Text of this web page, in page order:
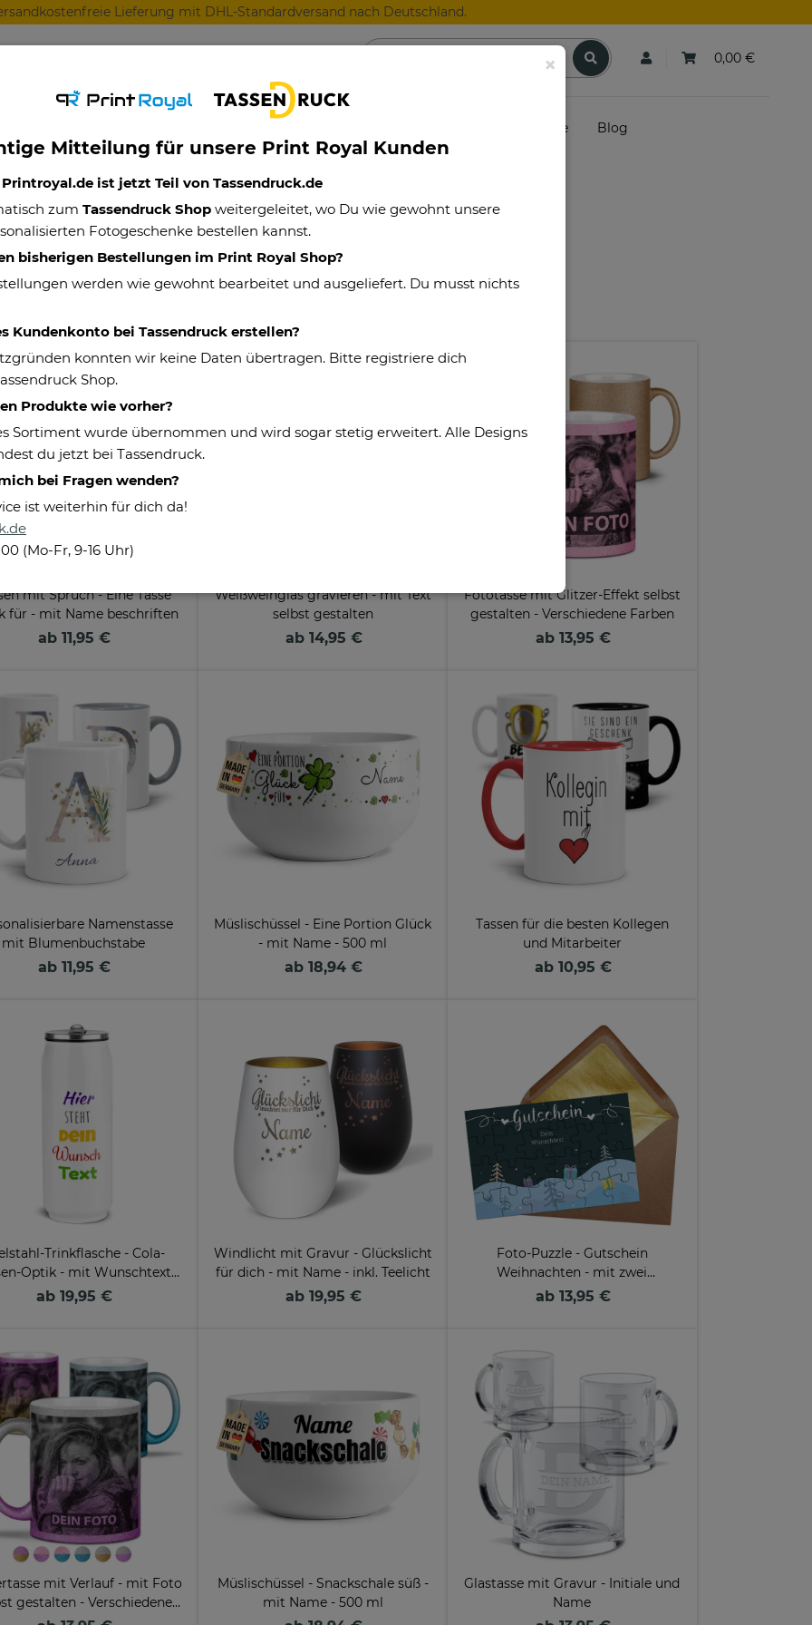
Lieferung mit DHL-Standardversand nach Deutschland.
0,00 €
Gutscheine Blog
Weihnachten Frauen Chefin
für die Chefin
mit Spruch - Eine Tasse
für - mit Name beschriften
ab 11,95 €
Weißweinglas gravieren - mit Text
selbst gestalten
ab 14,95 €
Fototasse mit Glitzer-Effekt selbst
gestalten - Verschiedene Farben
ab 13,95 €
Namenstasse
mit Blumenbuchstabe
ab 11,95 €
Müslischüssel - Eine Portion Glück
- mit Name - 500 ml
ab 18,94 €
Tassen für die besten Kollegen
und Mitarbeiter
ab 10,95 €
Trinkflasche - Cola-
Optik - mit Wunschtext
- Weiß - 420 ml
ab 19,95 €
Windlicht mit Gravur - Glückslicht
für dich - mit Name - inkl. Teelicht
ab 19,95 €
Foto-Puzzle - Gutschein
Weihnachten - mit zwei
Wunschzeilen - 24 Teile inkl.
ab 13,95 €
mit Verlauf - mit Foto
gestalten - Verschiedene
Farben
Müslischüssel - Snackschale süß -
mit Name - 500 ml
Glastasse mit Gravur - Initiale und
Name
×
Mitteilung für unsere Print Royal Kunden
ist jetzt Teil von Tassendruck.de
zum Tassendruck Shop weitergeleitet, wo Du wie gewohnt unsere
Fotogeschenke bestellen kannst.
bisherigen Bestellungen im Print Royal Shop?
werden wie gewohnt bearbeitet und ausgeliefert. Du musst nichts
Kundenkonto bei Tassendruck erstellen?
konnten wir keine Daten übertragen. Bitte registriere dich
Shop.
Produkte wie vorher?
Sortiment wurde übernommen und wird sogar stetig erweitert. Alle Designs
du jetzt bei Tassendruck.
bei Fragen wenden?
ist weiterhin für dich da!
(Mo-Fr, 9-16 Uhr)